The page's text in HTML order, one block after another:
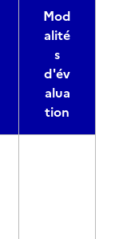
Mod
alité
s
d'év
alua
tion